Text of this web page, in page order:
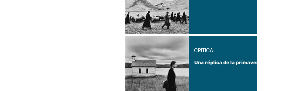
Una réplica de la primavera
CRÍTICA